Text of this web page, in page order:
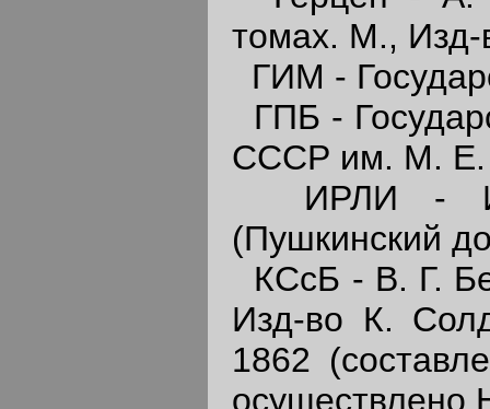
томах. М.,
ГИМ -
ГПБ -
СССР им. М. Е.
ИРЛИ -
(Пушкинский
КСсБ - В. Г.
Изд-во К.
1862
осуществлено